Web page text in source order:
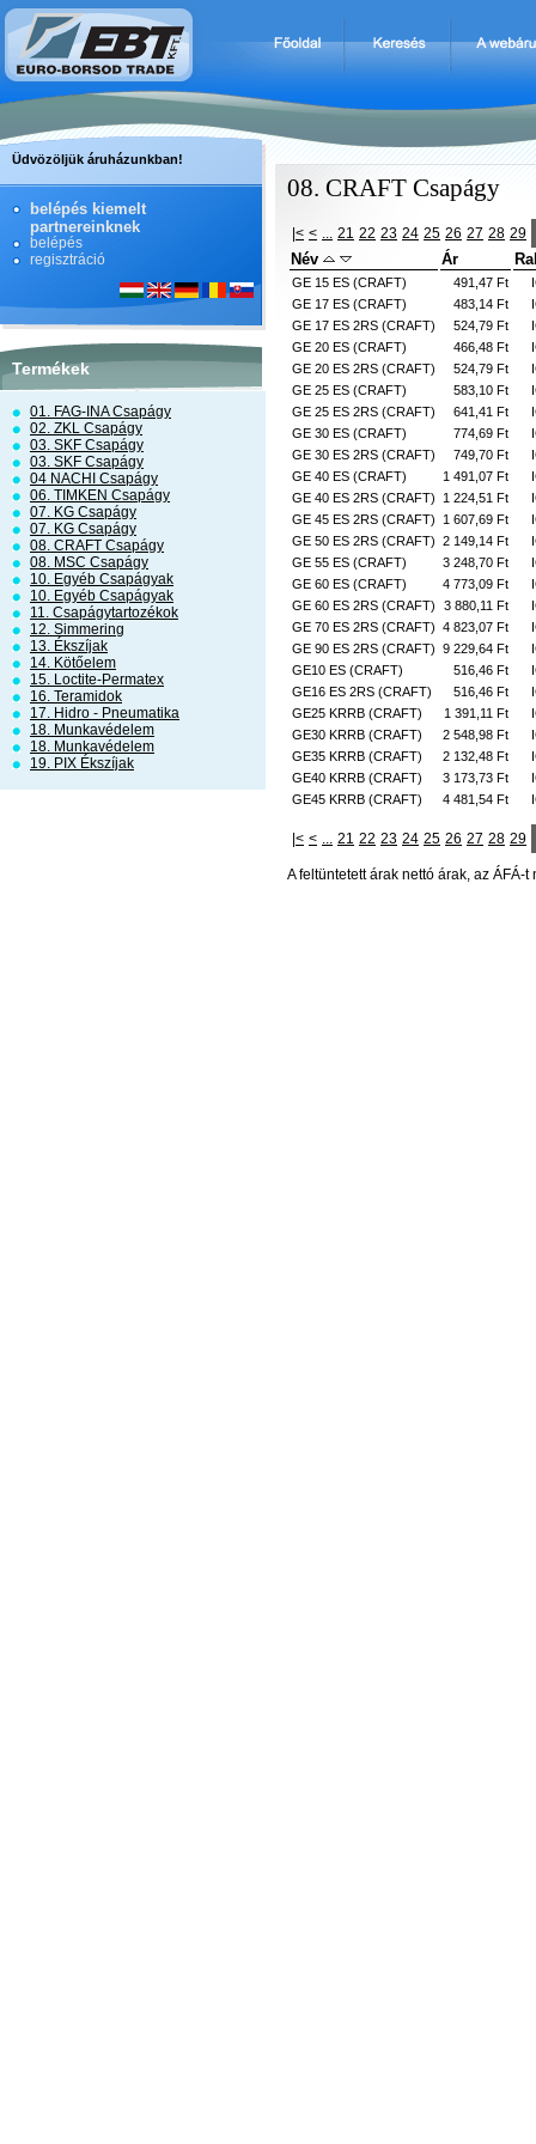
Üdvözöljük áruházunkban!
belépés kiemelt
partnereinknek
belépés
regisztráció
Termékek
01. FAG-INA Csapágy
02. ZKL Csapágy
03. SKF Csapágy
03. SKF Csapágy
04 NACHI Csapágy
06. TIMKEN Csapágy
07. KG Csapágy
07. KG Csapágy
08. CRAFT Csapágy
08. MSC Csapágy
10. Egyéb Csapágyak
10. Egyéb Csapágyak
11. Csapágytartozékok
12. Simmering
13. Ékszíjak
14. Kötőelem
15. Loctite-Permatex
16. Teramidok
17. Hidro - Pneumatika
18. Munkavédelem
18. Munkavédelem
19. PIX Ékszíjak
08. CRAFT Csapágy
|< < ... 21 22 23 24 25 26 27 28 29
Név Ár
GE 15 ES (CRAFT) 491,47 Ft
GE 17 ES (CRAFT)
483,14 Ft
GE 17 ES 2RS (CRAFT)
524,79 Ft
GE 20 ES (CRAFT)
466,48 Ft
GE 20 ES 2RS (CRAFT)
524,79 Ft
GE 25 ES (CRAFT)
583,10 Ft
GE 25 ES 2RS (CRAFT)
641,41 Ft
GE 30 ES (CRAFT)
774,69 Ft
GE 30 ES 2RS (CRAFT)
749,70 Ft
GE 40 ES (CRAFT)
1 491,07 Ft
GE 40 ES 2RS (CRAFT)
1 224,51 Ft
GE 45 ES 2RS (CRAFT)
1 607,69 Ft
GE 50 ES 2RS (CRAFT) 2 149,14 Ft
GE 55 ES (CRAFT)
3 248,70 Ft
GE 60 ES (CRAFT)
4 773,09 Ft
GE 60 ES 2RS (CRAFT)
3 880,11 Ft
GE 70 ES 2RS (CRAFT) 4 823,07 Ft
GE 90 ES 2RS (CRAFT) 9 229,64 Ft
GE10 ES (CRAFT)
516,46 Ft
GE16 ES 2RS (CRAFT)
516,46 Ft
GE25 KRRB (CRAFT)
1 391,11 Ft
GE30 KRRB (CRAFT)
2 548,98 Ft
GE35 KRRB (CRAFT)
2 132,48 Ft
GE40 KRRB (CRAFT)
3 173,73 Ft
GE45 KRRB (CRAFT)
4 481,54 Ft
|< < ... 21 22 23 24 25 26 27 28 29
A feltüntetett árak nettó árak, az ÁFÁ-t